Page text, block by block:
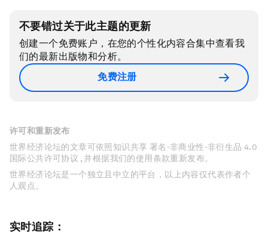
不要错过关于此主题的更新
创建一个免费账户，在您的个性化内容合集中查看我
们的最新出版物和分析。
免费注册
许可和重新发布
世界经济论坛的文章可依照知识共享 署名-非商业性-非衍生品 4.0
国际公共许可协议 , 并根据我们的使用条款重新发布。
世界经济论坛是一个独立且中立的平台，以上内容仅代表作者个
人观点。
实时追踪：